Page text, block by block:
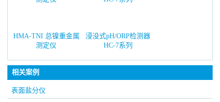
HMA-TNI 总镍重金属
测定仪
浸没式pH/ORP检测器
HC-7系列
相关案例
表面盐分仪